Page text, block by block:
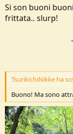
Si son buoni
frittata.. slurp!
TsurikichiNikke ha
Buono! Ma sono